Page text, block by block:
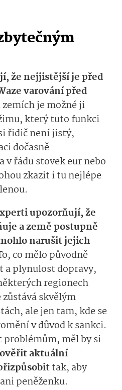
že nejjistější je před
varování před
je možné ji
který tuto funkci
řidič není jistý,
dočasně
řádu stovek eur nebo
zkazit i tu nejlépe
upozorňují, že
a země postupně
narušit jejich
co mělo původně
a plynulost dopravy,
regionech
skvělým
ale jen tam, kde se
v důvod k sankci.
problémům, měl by si
ověřit aktuální
tak, aby
peněženku.